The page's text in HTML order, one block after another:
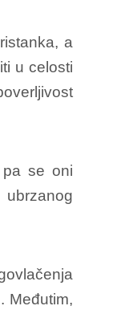
a
u celosti
pa se oni
Međutim,